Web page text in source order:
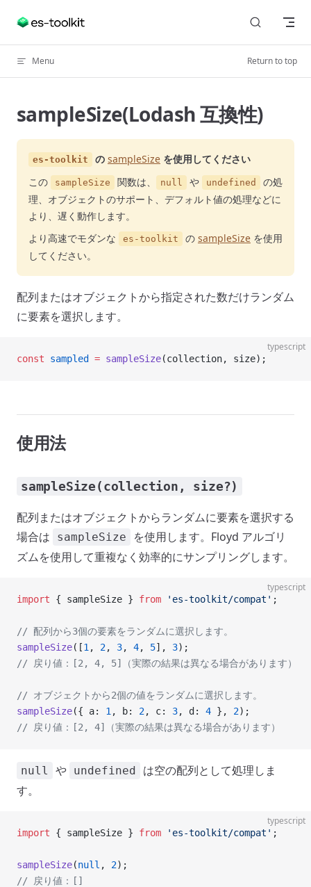
Skip to content
Menu Return to top
sampleSize(Lodash 互換性)
es-toolkit の sampleSize を使用してください
この
sampleSize 関数は、 null や undefined
の処
理、オブジェクトのサポート、デフォルト値の処理などに
より、遅く動作します。
より高速でモダンな
es-toolkit の sampleSize を使用
してください。
配列またはオブジェクトから指定された数だけランダム
に要素を選択します。
typescript
const sampled = sampleSize(collection, size);
使用法
sampleSize(collection, size?)
配列またはオブジェクトからランダムに要素を選択する
場合は
sampleSize
を使用します。Floyd アルゴリ
ズムを使用して重複なく効率的にサンプリングします。
typescript
import { sampleSize } from 'es-toolkit/compat' ;
// 配列から3個の要素をランダムに選択します。
sampleSize([1 , 2, 3, 4, 5], 3);
// 戻り値：[2, 4, 5]（実際の結果は異なる場合があります）
// オブジェクトから2個の値をランダムに選択します。
sampleSize({ a: 1 , b: 2, c: 3, d: 4 }, 2);
// 戻り値：[2, 4]（実際の結果は異なる場合があります）
null や undefined
は空の配列として処理しま
す。
typescript
import { sampleSize } from 'es-toolkit/compat' ;
sampleSize(null , 2);
// 戻り値：[]